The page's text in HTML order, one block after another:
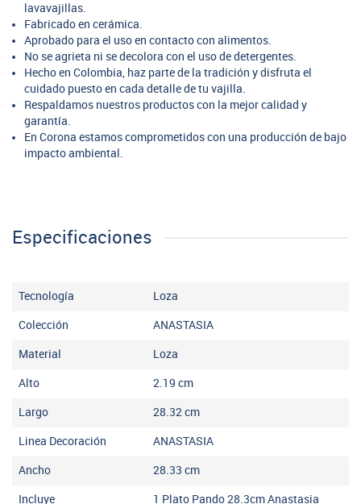
lavavajillas.
Fabricado en cerámica.
Aprobado para el uso en contacto con alimentos.
No se agrieta ni se decolora con el uso de detergentes.
Hecho en Colombia, haz parte de la tradición y disfruta el
cuidado puesto en cada detalle de tu vajilla.
Respaldamos nuestros productos con la mejor calidad y
garantía.
En Corona estamos comprometidos con una producción de bajo
impacto ambiental.
Especificaciones
Tecnología Loza
Colección ANASTASIA
Material Loza
Alto 2.19 cm
Largo 28.32cm
Linea Decoración ANASTASIA
Ancho 28.33 cm
Incluye 1 Plato Pando 28.3cm Anastasia